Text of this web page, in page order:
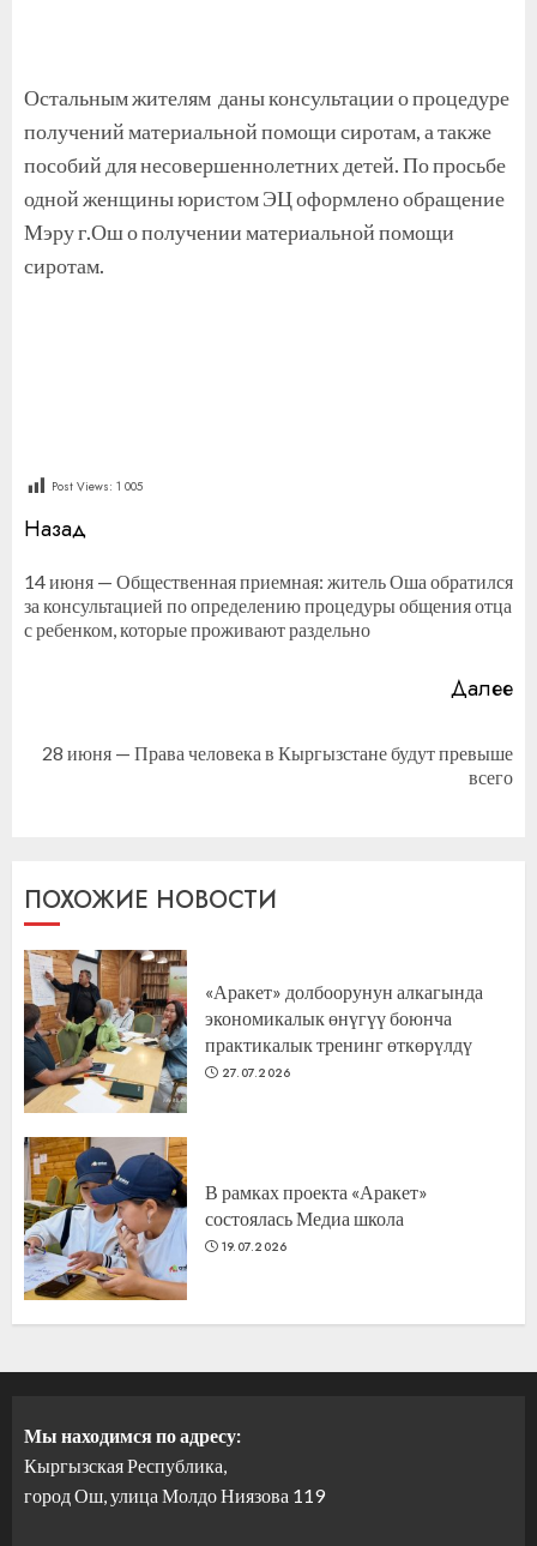
Остальным жителям даны консультации о процедуре
получений материальной помощи сиротам, а также
пособий для несовершеннолетних детей. По просьбе
одной женщины юристом ЭЦ оформлено обращение
Мэру г.Ош о получении материальной помощи
сиротам.
Post Views: 1 005
Продолжить
чтение
Назад
14 июня — Общественная приемная: житель Оша обратился
за консультацией по определению процедуры общения отца
с ребенком, которые проживают раздельно
Далее
Следующая
28 июня — Права человека в Кыргызстане будут превыше
всего
ПОХОЖИЕ НОВОСТИ
«Аракет» долбоорунун алкагында
экономикалык өнүгүү боюнча
практикалык тренинг өткөрүлдү
27.07.2026
В рамках проекта «Аракет»
состоялась Медиа школа
19.07.2026
Мы находимся по адресу:
Кыргызская Республика,
город Ош, улица Молдо Ниязова 119